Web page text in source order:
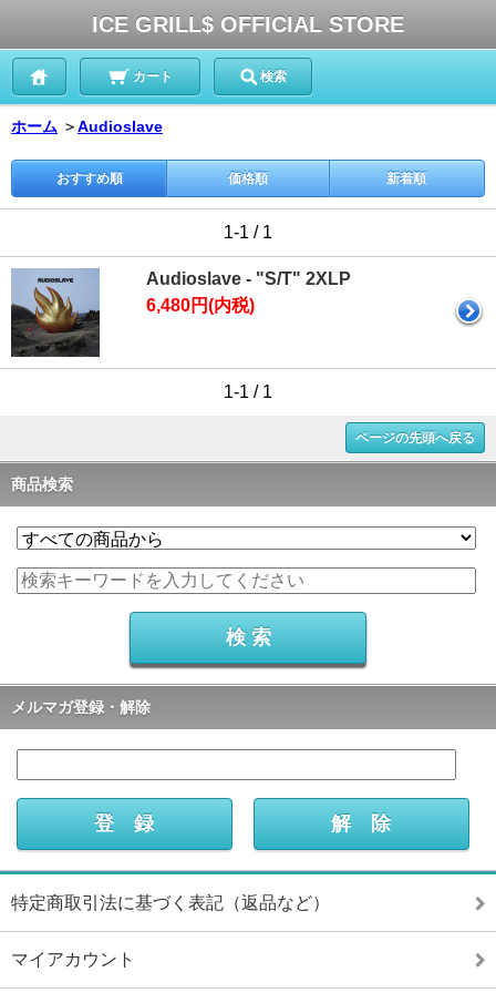
ICE GRILL$ OFFICIAL STORE
カート 検索
ホーム ＞Audioslave
おすすめ順 価格順 新着順
1-1 / 1
Audioslave - "S/T" 2XLP
6,480円(内税)
1-1 / 1
ページの先頭へ戻る
商品検索
メルマガ登録・解除
特定商取引法に基づく表記（返品など）
マイアカウント